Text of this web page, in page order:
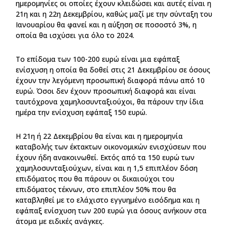
ημερομηνίες οι οποίες έχουν κλειδώσει και αυτές είναι η
21η και η 22η Δεκεμβρίου, καθώς μαζί με την σύνταξη του
Ιανουαρίου θα φανεί και η αύξηση σε ποσοστό 3%, η
οποία θα ισχύσει για όλο το 2024.
Το επίδομα των 100-200 ευρώ είναι μια εφάπαξ
ενίσχυση η οποία θα δοθεί στις 21 Δεκεμβρίου σε όσους
έχουν την λεγόμενη προσωπική διαφορά πάνω από 10
ευρώ. Όσοι δεν έχουν προσωπική διαφορά και είναι
ταυτόχρονα χαμηλοσυνταξιούχοι, θα πάρουν την ίδια
ημέρα την ενίσχυση εφάπαξ 150 ευρώ.
Η 21η ή 22 Δεκεμβρίου θα είναι και η ημερομηνία
καταβολής των έκτακτων οικονομικών ενισχύσεων που
έχουν ήδη ανακοινωθεί. Εκτός από τα 150 ευρώ των
χαμηλοσυνταξιούχων, είναι και η 1,5 επιπλέον δόση
επιδόματος που θα πάρουν οι δικαιούχοι του
επιδόματος τέκνων, στο επιπλέον 50% που θα
καταβληθεί με το ελάχιστο εγγυημένο εισόδημα και η
εφάπαξ ενίσχυση των 200 ευρώ για όσους ανήκουν στα
άτομα με ειδικές ανάγκες.